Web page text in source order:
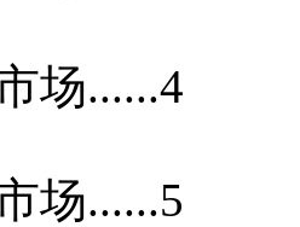
场......4
场......5